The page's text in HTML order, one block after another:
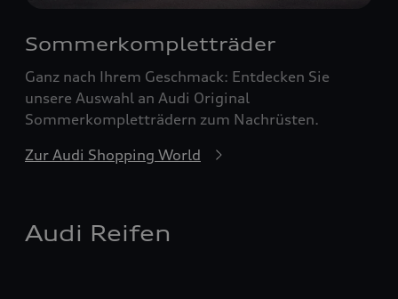
Sommerkompletträder
Ganz nach Ihrem Geschmack: Entdecken Sie
unsere Auswahl an Audi Original
Sommerkompletträdern zum Nachrüsten.
Zur Audi Shopping World
Audi Reifen